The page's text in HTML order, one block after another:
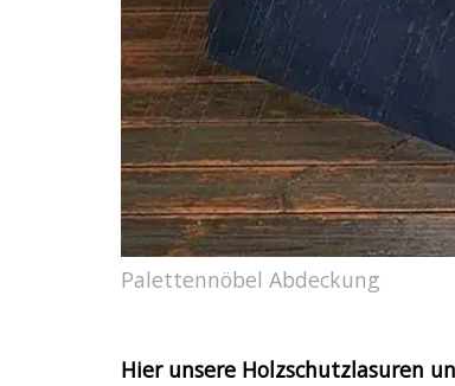
Palettennöbel Abdeckung
Hier unsere Holzschutzlasuren